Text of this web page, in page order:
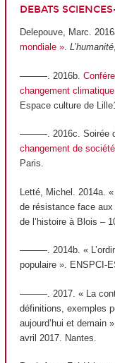
DEBATS
Delepouve, Marc.
mondiale ». L’humanité
———. 2016b.
changement climatique
Espace culture de
———. 2016c. Soirée
changement de
Paris.
Letté, Michel. 2014a.
de résistance face aux
de l’histoire à Blois –
———. 2014b. «
populaire ». ENSPCI-
———. 2017. « La
définitions, exemples
aujourd’hui et demain
avril 2017. Nantes.